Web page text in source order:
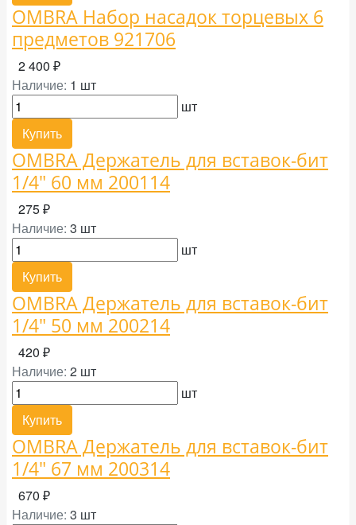
OMBRA Набор насадок торцевых 6
предметов 921706
2 400 ₽
Наличие: 1 шт
шт
Купить
OMBRA Держатель для вставок-бит
1/4" 60 мм 200114
275 ₽
Наличие: 3 шт
шт
Купить
OMBRA Держатель для вставок-бит
1/4" 50 мм 200214
420 ₽
Наличие: 2 шт
шт
Купить
OMBRA Держатель для вставок-бит
1/4" 67 мм 200314
670 ₽
Наличие: 3 шт